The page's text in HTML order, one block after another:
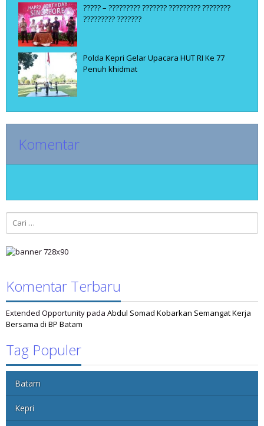
????? – ????????? ??????? ????????? ????????
????????? ???????
Polda Kepri Gelar Upacara HUT RI Ke 77
Penuh khidmat
Komentar
Cari
untuk:
Komentar Terbaru
Extended Opportunitypada Abdul Somad Kobarkan Semangat Kerja
Bersama di BP Batam
Tag Populer
Batam
Kepri